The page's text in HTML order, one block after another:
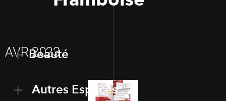
AVR 2023
Beauté
Autres Espaces